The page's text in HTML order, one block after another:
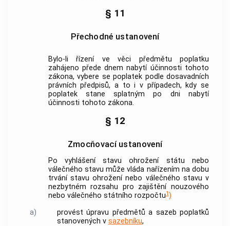
§ 11
Přechodné ustanovení
Bylo-li řízení ve věci předmětu poplatku
zahájeno přede dnem nabytí účinnosti tohoto
zákona, vybere se poplatek podle dosavadních
právních předpisů, a to i v případech, kdy se
poplatekstane splatným po dni nabytí
účinnosti tohoto zákona.
§ 12
Zmocňovací ustanovení
Po vyhlášení stavu ohrožení státu nebo
válečného stavu může vláda nařízením na dobu
trvání stavu ohrožení nebo válečného stavu v
nezbytném rozsahu pro zajištění nouzového
nebo válečného státního rozpočtu1)
a)
provést úpravu předmětů a sazeb poplatků
stanovených v sazebníku,